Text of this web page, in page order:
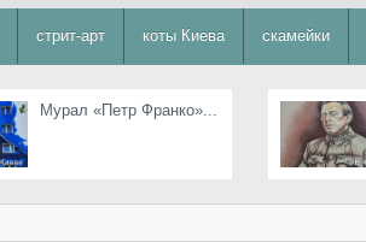
стрит-арт коты Киева скамейки
Мурал «Петр Франко»...